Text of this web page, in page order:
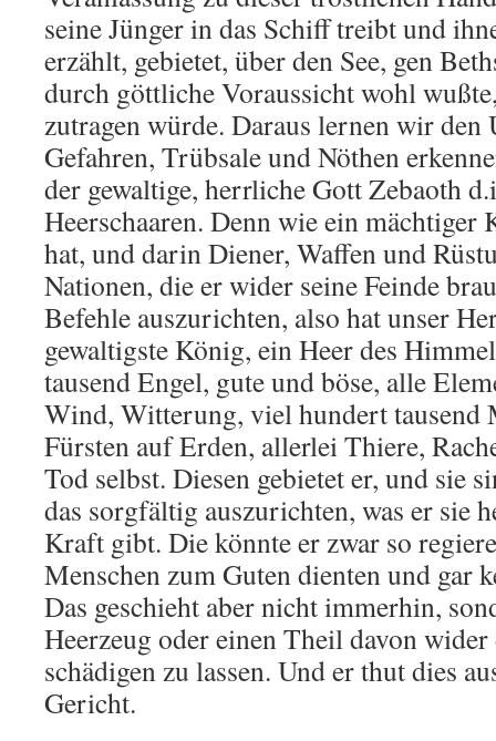
seine Jünger in das Schiff treibt und
erzählt, gebietet, über den See, gen
durch göttliche Voraussicht wohl
zutragen würde. Daraus lernen wir
Gefahren, Trübsale und Nöthen
der gewaltige, herrliche Gott Zebaoth
Heerschaaren. Denn wie ein mächtiger
hat, und darin Diener, Waffen und
Nationen, die er wider seine Feinde
Befehle auszurichten, also hat unser
gewaltigste König, ein Heer des
tausend Engel, gute und böse, alle
Wind, Witterung, viel hundert tausend
Fürsten auf Erden, allerlei Thiere,
Tod selbst. Diesen gebietet er, und sie
das sorgfältig auszurichten, was er sie
Kraft gibt. Die könnte er zwar so
Menschen zum Guten dienten und gar
Das geschieht aber nicht immerhin,
Heerzeug oder einen Theil davon
schädigen zu lassen. Und er thut dies
Gericht.